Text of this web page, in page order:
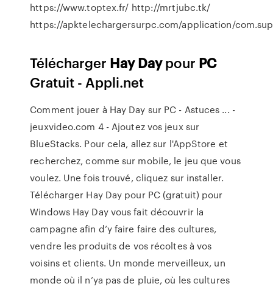
https://www.toptex.fr/ http://mrtjubc.tk/
https://apktelechargersurpc.com/application/
Télécharger HayDaypour PC
Gratuit - Appli.net
Comment jouer à Hay Day sur PC - Astuces ... -
jeuxvideo.com 4 - Ajoutez vos jeux sur
BlueStacks. Pour cela, allez sur l'AppStore et
recherchez, comme sur mobile, le jeu que vous
voulez. Une fois trouvé, cliquez sur installer.
Télécharger Hay Day pour PC (gratuit) pour
Windows Hay Day vous fait découvrir la
campagne afin d’y faire faire des cultures,
vendre les produits de vos récoltes à vos
voisins et clients. Un monde merveilleux, un
monde où il n’ya pas de pluie, où les cultures